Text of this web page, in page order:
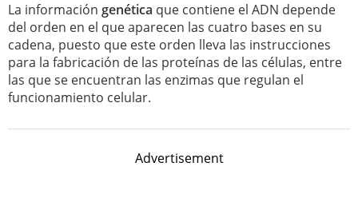
La información genética que contiene el ADN depende
del orden en el que aparecen las cuatro bases en su
cadena, puesto que este orden lleva las instrucciones
para la fabricación de las proteínas de las células, entre
las que se encuentran las enzimas que regulan el
funcionamiento celular.
Advertisement